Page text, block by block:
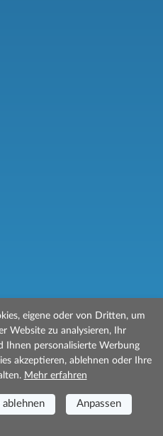
eigene oder von Dritten, um
Website zu analysieren, Ihr
Ihnen personalisierte Werbung
akzeptieren, ablehnen oder Ihre
Mehr erfahren
Anpassen